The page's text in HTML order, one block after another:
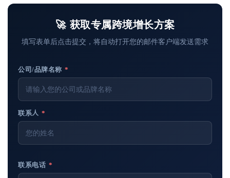
🚀 获取专属跨境增长方案
填写表单后点击提交，将自动打开您的邮件客户端发送需求
公司/品牌名称 *
联系人 *
联系电话 *